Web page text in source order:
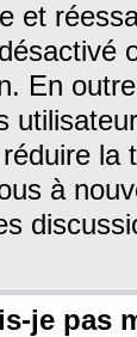
et
En
la
à
je pas